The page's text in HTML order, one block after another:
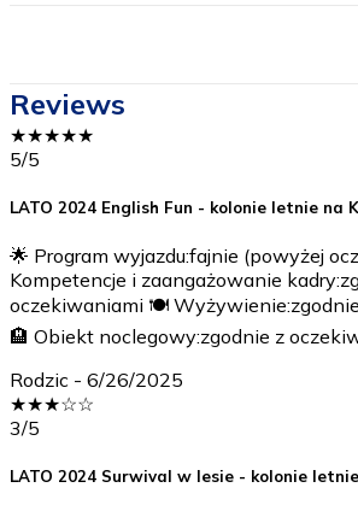
Reviews
★★★★★
5/5
LATO 2024 English Fun - kolonie letnie na
🌟 Program wyjazdu:fajnie (powyżej
Kompetencje i zaangażowanie
oczekiwaniami 🍽️
🏨 Obiekt noclegowy:zgodnie z
Rodzic - 6/26/2025
★★★☆☆
3/5
LATO 2024 Surwival w lesie - kolonie